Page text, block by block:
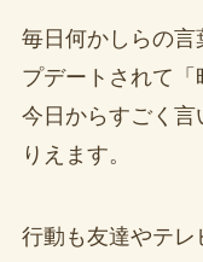
毎日何かしらの言
プデートされて
今日からすごく
りえます。
行動も友達やテ